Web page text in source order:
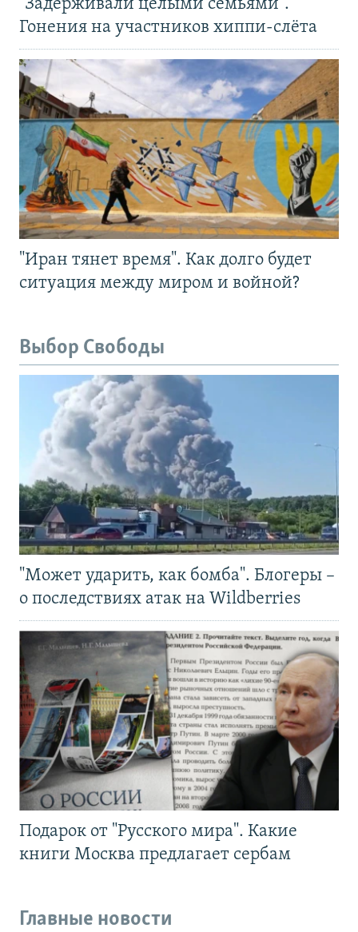
"Задерживали целыми семьями".
Гонения на участников хиппи-слёта
"Иран тянет время". Как долго будет
ситуация между миром и войной?
Выбор Свободы
"Может ударить, как бомба". Блогеры –
о последствиях атак на Wildberries
Подарок от "Русского мира". Какие
книги Москва предлагает сербам
Главные новости